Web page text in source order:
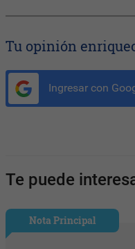
Tu opinión
Ingresar con
Te puede
Nota Principal